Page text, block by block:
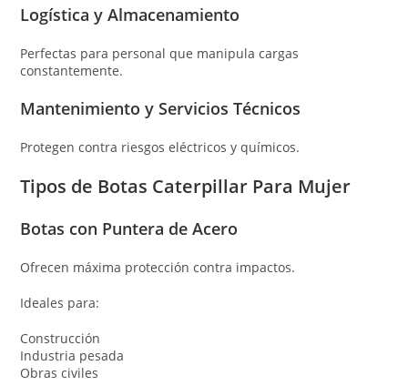
Logística y Almacenamiento
Perfectas para personal que manipula cargas
constantemente.
Mantenimiento y Servicios Técnicos
Protegen contra riesgos eléctricos y químicos.
Tipos de Botas Caterpillar Para Mujer
Botas con Puntera de Acero
Ofrecen máxima protección contra impactos.
Ideales para:
Construcción
Industria pesada
Obras civiles